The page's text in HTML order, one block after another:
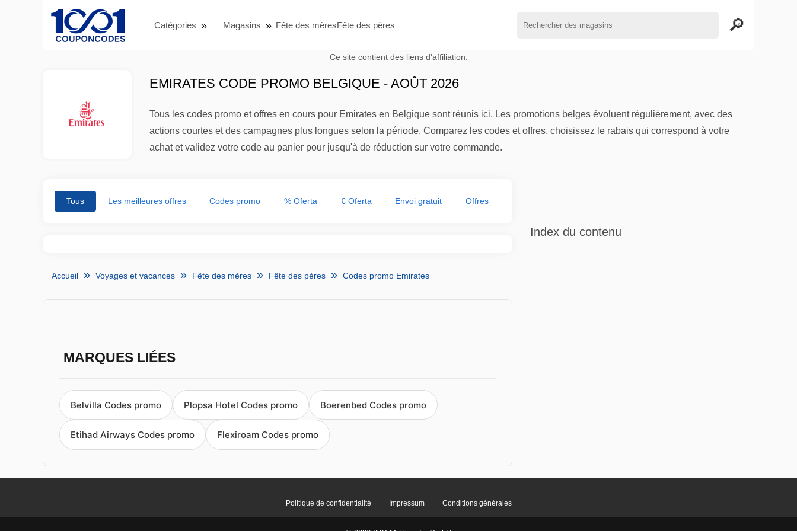
Catégories Magasins Fête des mèresFête des pères
Ce site contient des liens d'affiliation.
EMIRATES CODE PROMO BELGIQUE - AOÛT 2026
Tous les codes promo et offres en cours pour Emirates en Belgique sont réunis ici. Les promotions belges évoluent régulièrement, avec des
actions courtes et des campagnes plus longues selon la période. Comparez les codes et offres, choisissez le rabais qui correspond à votre
achat et validez votre code au panier pour jusqu'à de réduction sur votre commande.
Tous Les meilleures offres Codes promo % Oferta € Oferta Envoi gratuit Offres
Accueil Voyages et vacances Fête des mères Fête des pères Codes promo Emirates
MARQUES LIÉES
Belvilla Codes promo Plopsa Hotel Codes promo Boerenbed Codes promo
Etihad Airways Codes promo Flexiroam Codes promo
Index du contenu
Politique de confidentialité Impressum Conditions générales